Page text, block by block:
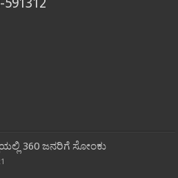
360 ಜನರಿಗೆ ಸೋಂಕು